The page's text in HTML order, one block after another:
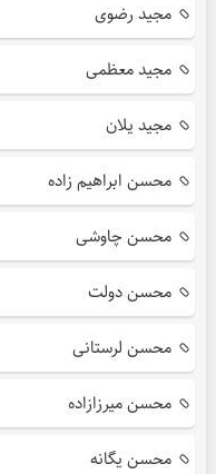
مجید رضوی
مجید معظمی
مجید یلان
محسن ابراهیم زاده
محسن چاوشی
محسن دولت
محسن لرستانی
محسن میرزازاده
محسن یگانه